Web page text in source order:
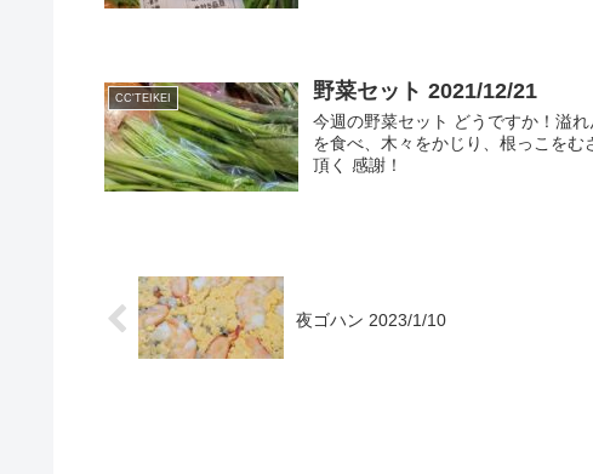
CC'TEIKEI 野菜セット 2021/12/21
今週の野菜セット どうですか！溢
を食べ、木々をかじり、根っこを
頂く 感謝！
夜ゴハン 2023/1/10